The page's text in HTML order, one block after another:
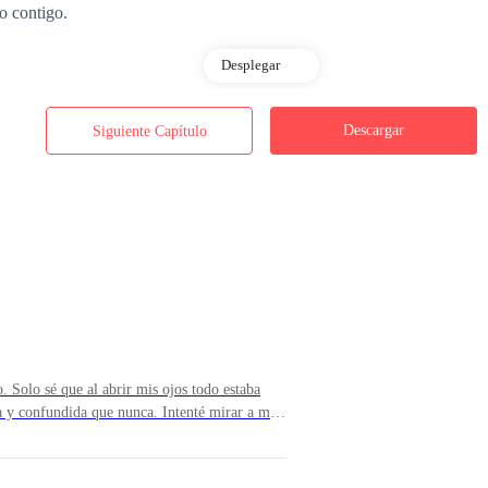
contigo.
Desplegar
Siguiente Capítulo Descargar
Solo sé que al abrir mis ojos todo estaba
confundida que nunca. Intenté mirar a mi
milagro! ―decía mi madre repetidas